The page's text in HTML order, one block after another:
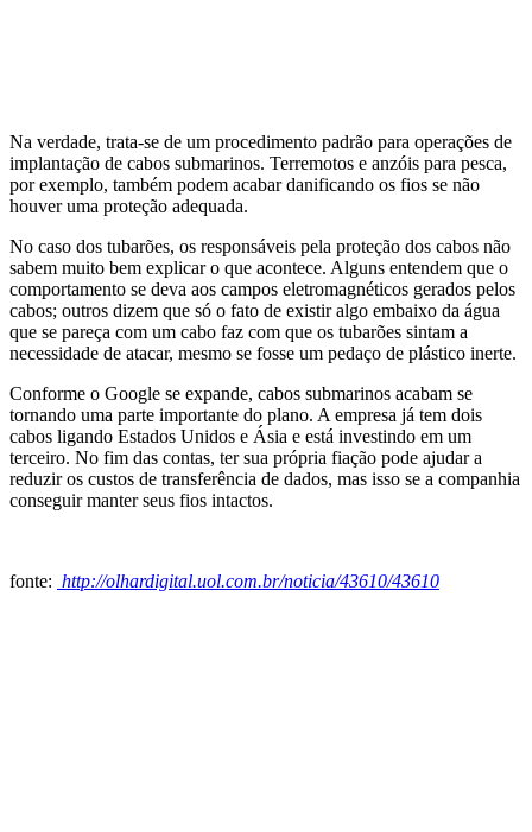
Na verdade, trata-se de um procedimento padrão para operações de
implantação de cabos submarinos. Terremotos e anzóis para pesca,
por exemplo, também podem acabar danificando os fios se não
houver uma proteção adequada.
No caso dos tubarões, os responsáveis pela proteção dos cabos não
sabem muito bem explicar o que acontece. Alguns entendem que o
comportamento se deva aos campos eletromagnéticos gerados pelos
cabos; outros dizem que só o fato de existir algo embaixo da água
que se pareça com um cabo faz com que os tubarões sintam a
necessidade de atacar, mesmo se fosse um pedaço de plástico inerte.
Conforme o Google se expande, cabos submarinos acabam se
tornando uma parte importante do plano. A empresa já tem dois
cabos ligando Estados Unidos e Ásia e está investindo em um
terceiro. No fim das contas, ter sua própria fiação pode ajudar a
reduzir os custos de transferência de dados, mas isso se a companhia
conseguir manter seus fios intactos.
fonte: http://olhardigital.uol.com.br/noticia/43610/43610